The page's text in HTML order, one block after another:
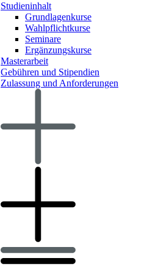
Studieninhalt
Grundlagenkurse
Wahlpflichtkurse
Seminare
Ergänzungskurse
Masterarbeit
Gebühren und Stipendien
Zulassung und Anforderungen